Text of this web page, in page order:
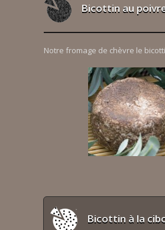
Bicottin au
Notre fromage de chèvre le
Bicottin à la